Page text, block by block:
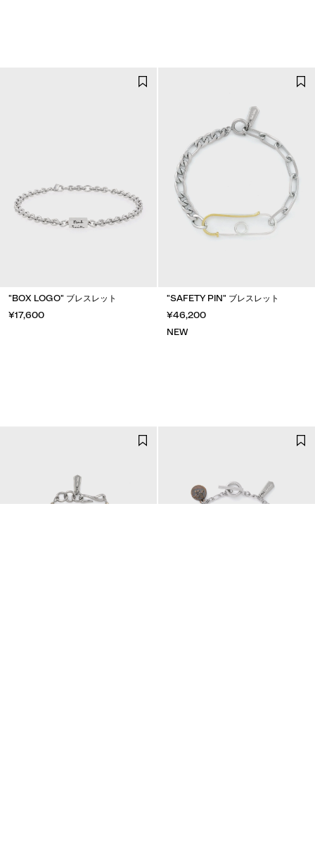
"BOX LOGO" ブレスレット
¥17,600
"SAFETY PIN" ブレスレット
¥46,200
NEW